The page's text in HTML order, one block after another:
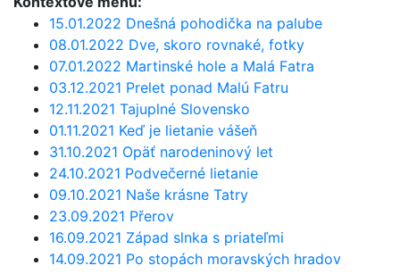
15.01.2022 Dnešná pohodička na palube
08.01.2022 Dve, skoro rovnaké, fotky
07.01.2022 Martinské hole a Malá Fatra
03.12.2021 Prelet ponad Malú Fatru
12.11.2021 Tajuplné Slovensko
01.11.2021 Keď je lietanie vášeň
31.10.2021 Opäť narodeninový let
24.10.2021 Podvečerné lietanie
09.10.2021 Naše krásne Tatry
23.09.2021 Přerov
16.09.2021 Západ slnka s priateľmi
14.09.2021 Po stopách moravských hradov